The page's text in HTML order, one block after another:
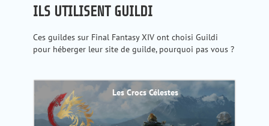
ILS UTILISENT GUILDI
Ces guildes sur Final Fantasy XIV ont choisi Guildi
pour héberger leur site de guilde, pourquoi pas vous ?
Les Crocs Célestes